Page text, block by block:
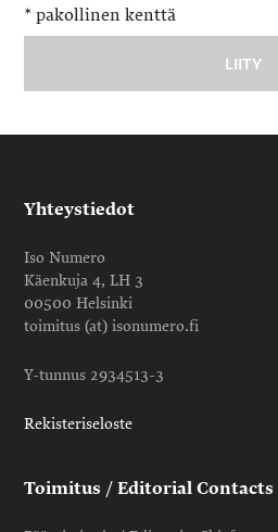
* pakollinen kenttä
Yhteystiedot
Iso Numero
Käenkuja 4, LH 3
00500 Helsinki
toimitus (at) isonumero.fi
Y-tunnus 2934513-3
Rekisteriseloste
Toimitus / Editorial Contacts